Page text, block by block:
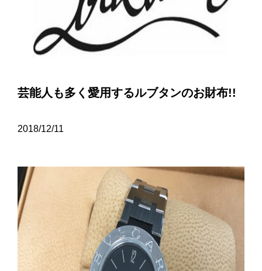
芸能人も多く愛用するルブタンのお財布!!
2018/12/11